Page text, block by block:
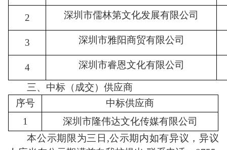
2 深圳市儒林第文化发展有限公司
3 深圳市雅阳商贸有限公司
4 深圳市睿恩文化有限公司
三、中标（成交）供应商
序号
中标供应商
1
深圳市隆伟达文化传媒有限公司
本公示期限为三日 ,公示期内如有异议，异议